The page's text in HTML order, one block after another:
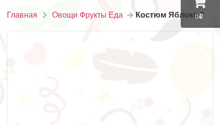
0
Главная Овощи Фрукты Еда Костюм Яблоко 3